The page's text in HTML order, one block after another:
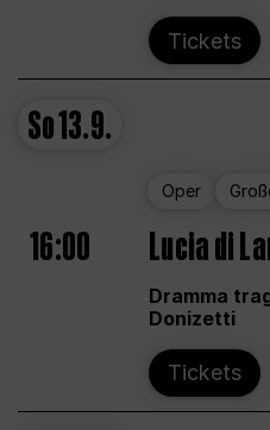
Tickets
So13.9.
Oper
16:00 Lucia di
Dramma
Donizetti
Tickets